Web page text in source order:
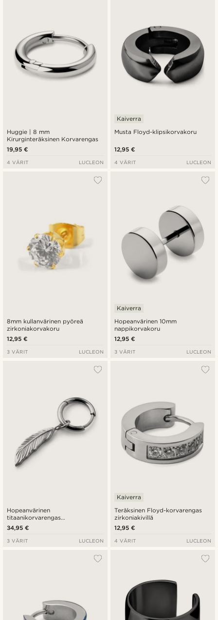
Huggie | 8 mm
Kirurginteräksinen Korvarengas
19,95 €
4 VÄRIT LUCLEON
Musta Floyd-klipsikorvakoru
Kaiverra
12,95 €
4 VÄRIT LUCLEON
8mm kullanvärinen pyöreä
zirkoniakorvakoru
12,95 €
3 VÄRIT LUCLEON
Hopeanvärinen 10mm
nappikorvakoru
Kaiverra
12,95 €
3 VÄRIT LUCLEON
Hopeanvärinen
titaanikorvarengas
höyhenriipuksella
34,95 €
3 VÄRIT LUCLEON
Teräksinen Floyd-korvarengas
zirkoniakivillä
Kaiverra
12,95 €
4 VÄRIT LUCLEON